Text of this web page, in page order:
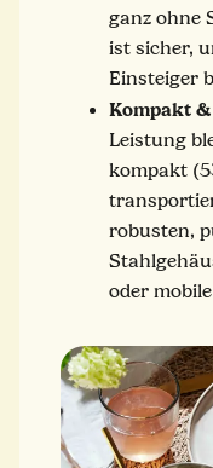
ganz ohne
ist sicher,
Einsteiger
Kompakt
Leistung
kompakt
robusten,
oder